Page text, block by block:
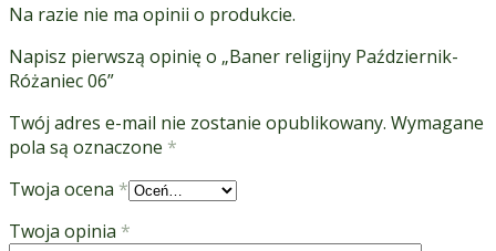
Na razie nie ma opinii o produkcie.
Napisz pierwszą opinię o „Baner religijny Październik-
Różaniec 06”
Twój adres e-mail nie zostanie opublikowany. Wymagane
pola są oznaczone *
Twoja ocena *
Twoja opinia *